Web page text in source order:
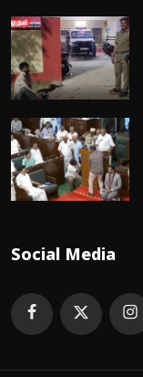
Social Media